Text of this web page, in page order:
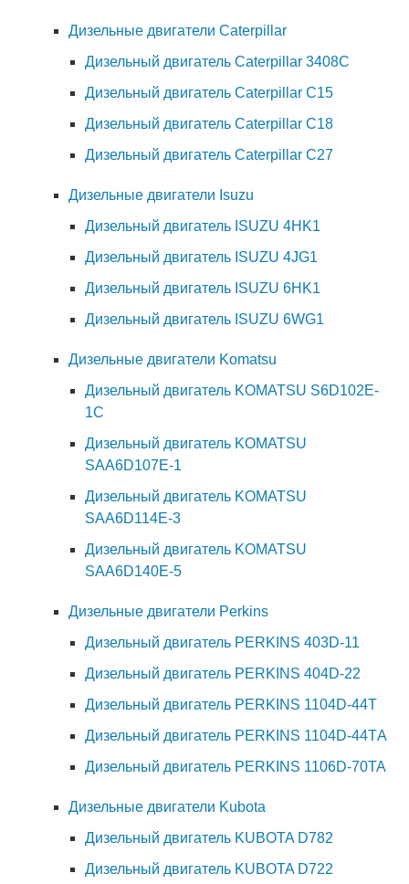
Дизельные двигатели Caterpillar
Дизельный двигатель Caterpillar 3408C
Дизельный двигатель Caterpillar C15
Дизельный двигатель Caterpillar C18
Дизельный двигатель Caterpillar C27
Дизельные двигатели Isuzu
Дизельный двигатель ISUZU 4HK1
Дизельный двигатель ISUZU 4JG1
Дизельный двигатель ISUZU 6HK1
Дизельный двигатель ISUZU 6WG1
Дизельные двигатели Komatsu
Дизельный двигатель KOMATSU S6D102E-
1C
Дизельный двигатель KOMATSU
SAA6D107E-1
Дизельный двигатель KOMATSU
SAA6D114E-3
Дизельный двигатель KOMATSU
SAA6D140E-5
Дизельные двигатели Perkins
Дизельный двигатель PERKINS 403D-11
Дизельный двигатель PERKINS 404D-22
Дизельный двигатель PERKINS 1104D-44Т
Дизельный двигатель PERKINS 1104D-44ТA
Дизельный двигатель PERKINS 1106D-70TA
Дизельные двигатели Kubota
Дизельный двигатель KUBOTA D782
Дизельный двигатель KUBOTA D722